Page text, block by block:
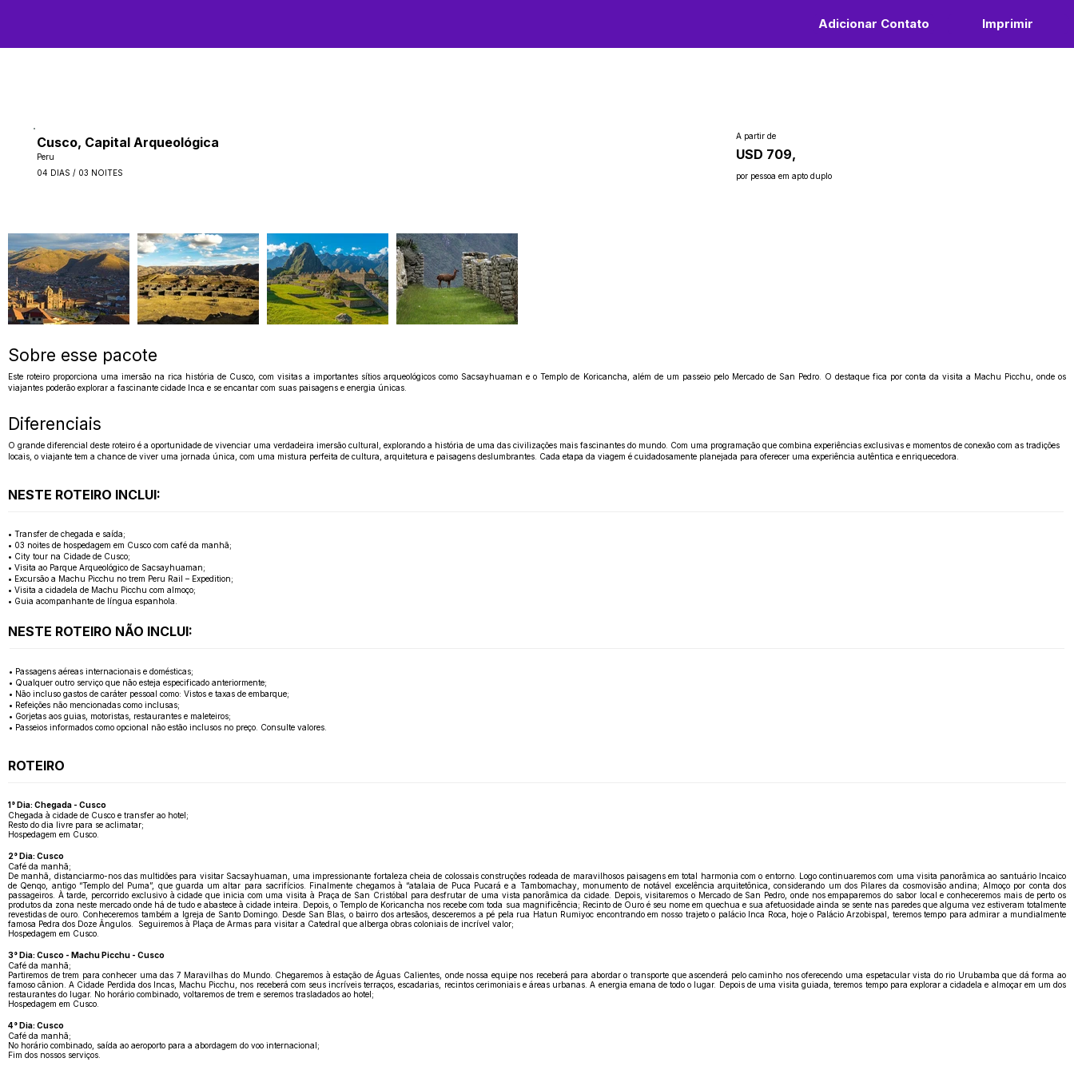
Adicionar Contato Imprimir
Cusco, Capital Arqueológica
Peru
04 DIAS / 03 NOITES
A partir de
USD 709,
por pessoa em apto duplo
Sobre esse pacote
Este roteiro proporciona uma imersão na rica história de Cusco, com visitas a importantes sítios arqueológicos como Sacsayhuaman e o Templo de Koricancha, além de um passeio pelo Mercado de San Pedro. O destaque fica por conta da visita a Machu Picchu, onde os
viajantes poderão explorar a fascinante cidade Inca e se encantar com suas paisagens e energia únicas.
Diferenciais
O grande diferencial deste roteiro é a oportunidade de vivenciar uma verdadeira imersão cultural, explorando a história de uma das civilizações mais fascinantes do mundo. Com uma programação que combina experiências exclusivas e momentos de conexão com as tradições
locais, o viajante tem a chance de viver uma jornada única, com uma mistura perfeita de cultura, arquitetura e paisagens deslumbrantes. Cada etapa da viagem é cuidadosamente planejada para oferecer uma experiência autêntica e enriquecedora.
NESTE ROTEIRO INCLUI:
• Transfer de chegada e saída;
• 03 noites de hospedagem em Cusco com café da manhã;
• City tour na Cidade de Cusco;
• Visita ao Parque Arqueológico de Sacsayhuaman;
• Excursão a Machu Picchu no trem Peru Rail – Expedition;
• Visita a cidadela de Machu Picchu com almoço;
• Guia acompanhante de língua espanhola.
NESTE ROTEIRO NÃO INCLUI:
• Passagens aéreas internacionais e domésticas;
• Qualquer outro serviço que não esteja especificado anteriormente;
• Não incluso gastos de caráter pessoal como: Vistos e taxas de embarque;
• Refeições não mencionadas como inclusas;
• Gorjetas aos guias, motoristas, restaurantes e maleteiros;
• Passeios informados como opcional não estão inclusos no preço. Consulte valores.
ROTEIRO
1° Dia: Chegada - Cusco
Chegada à cidade de Cusco e transfer ao hotel;
Resto do dia livre para se aclimatar;
Hospedagem em Cusco.
2° Dia: Cusco
Café da manhã;
De manhã, distanciarmo-nos das multidões para visitar Sacsayhuaman, uma impressionante fortaleza cheia de colossais construções rodeada de maravilhosos paisagens em total harmonia com o entorno. Logo continuaremos com uma visita panorâmica ao santuário Incaico
de Qenqo, antigo “Templo del Puma”, que guarda um altar para sacrifícios. Finalmente chegamos à “atalaia de Puca Pucará e a Tambomachay, monumento de notável excelência arquitetônica, considerando um dos Pilares da cosmovisão andina; Almoço por conta dos
passageiros. À tarde, percorrido exclusivo à cidade que inicia com uma visita à Praça de San Cristóbal para desfrutar de uma vista panorâmica da cidade. Depois, visitaremos o Mercado de San Pedro, onde nos empaparemos do sabor local e conheceremos mais de perto os
produtos da zona neste mercado onde há de tudo e abastece à cidade inteira. Depois, o Templo de Koricancha nos recebe com toda sua magnificência; Recinto de Ouro é seu nome em quechua e sua afetuosidade ainda se sente nas paredes que alguma vez estiveram totalmente
revestidas de ouro. Conheceremos também a Igreja de Santo Domingo. Desde San Blas, o bairro dos artesãos, desceremos a pé pela rua Hatun Rumiyoc encontrando em nosso trajeto o palácio Inca Roca, hoje o Palácio Arzobispal, teremos tempo para admirar a mundialmente
famosa Pedra dos Doze Ângulos. Seguiremos à Plaça de Armas para visitar a Catedral que alberga obras coloniais de incrível valor;
Hospedagem em Cusco.
3° Dia: Cusco - Machu Picchu - Cusco
Café da manhã;
Partiremos de trem para conhecer uma das 7 Maravilhas do Mundo. Chegaremos à estação de Águas Calientes, onde nossa equipe nos receberá para abordar o transporte que ascenderá pelo caminho nos oferecendo uma espetacular vista do rio Urubamba que dá forma ao
famoso cânion. A Cidade Perdida dos Incas, Machu Picchu, nos receberá com seus incríveis terraços, escadarias, recintos cerimoniais e áreas urbanas. A energia emana de todo o lugar. Depois de uma visita guiada, teremos tempo para explorar a cidadela e almoçar em um dos
restaurantes do lugar. No horário combinado, voltaremos de trem e seremos trasladados ao hotel;
Hospedagem em Cusco.
4° Dia: Cusco
Café da manhã;
No horário combinado, saída ao aeroporto para a abordagem do voo internacional;
Fim dos nossos serviços.